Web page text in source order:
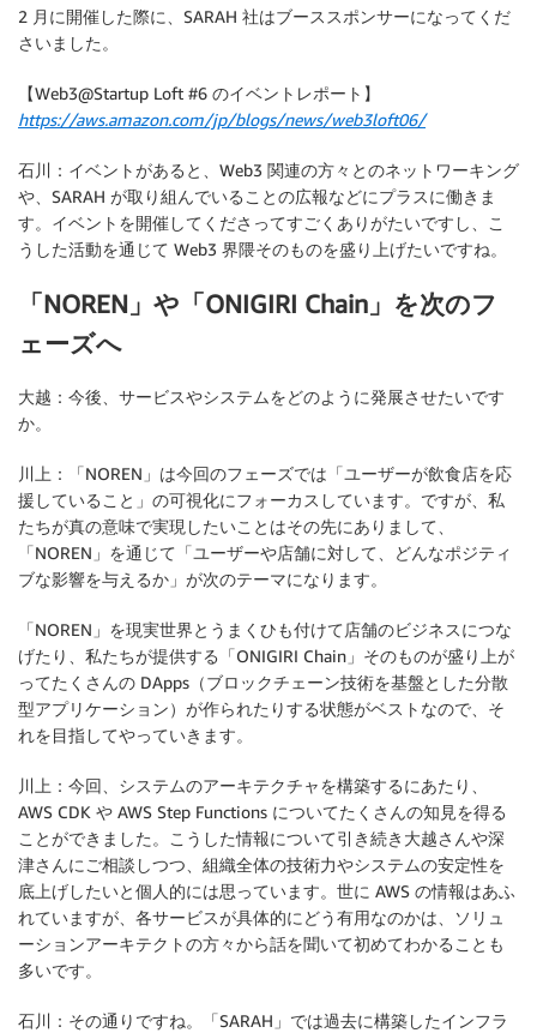
2 月に開催した際に、SARAH 社はブーススポンサーになってくだ
さいました。
【Web3@Startup Loft #6 のイベントレポート】
https://aws.amazon.com/jp/blogs/news/web3loft06/
石川：イベントがあると、Web3 関連の方々とのネットワーキング
や、SARAH が取り組んでいることの広報などにプラスに働きま
す。イベントを開催してくださってすごくありがたいですし、こ
うした活動を通じて Web3 界隈そのものを盛り上げたいですね。
「NOREN」や「ONIGIRI Chain」を次のフ
ェーズへ
大越：今後、サービスやシステムをどのように発展させたいです
か。
川上：「NOREN」は今回のフェーズでは「ユーザーが飲食店を応
援していること」の可視化にフォーカスしています。ですが、私
たちが真の意味で実現したいことはその先にありまして、
「NOREN」を通じて「ユーザーや店舗に対して、どんなポジティ
ブな影響を与えるか」が次のテーマになります。
「NOREN」を現実世界とうまくひも付けて店舗のビジネスにつな
げたり、私たちが提供する「ONIGIRI Chain」そのものが盛り上が
ってたくさんの DApps（ブロックチェーン技術を基盤とした分散
型アプリケーション）が作られたりする状態がベストなので、そ
れを目指してやっていきます。
川上：今回、システムのアーキテクチャを構築するにあたり、
AWS CDK や AWS Step Functions についてたくさんの知見を得る
ことができました。こうした情報について引き続き大越さんや深
津さんにご相談しつつ、組織全体の技術力やシステムの安定性を
底上げしたいと個人的には思っています。世に AWS の情報はあふ
れていますが、各サービスが具体的にどう有用なのかは、ソリュ
ーションアーキテクトの方々から話を聞いて初めてわかることも
多いです。
石川：その通りですね。「SARAH」では過去に構築したインフラ